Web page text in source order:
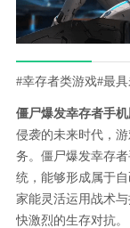
#幸存者类游戏#最
僵尸爆发幸存者手机
侵袭的未来时代，
务。僵尸爆发幸存
统，能够形成属于
家能灵活运用战术
快激烈的生存对抗。